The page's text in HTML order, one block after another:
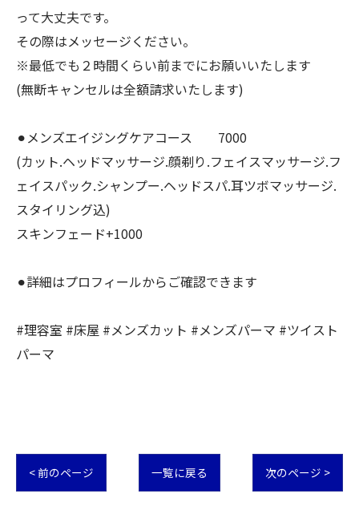
って大丈夫です。
その際はメッセージください。
※最低でも２時間くらい前までにお願いいたします
(無断キャンセルは全額請求いたします)
⚫︎メンズエイジングケアコース 7000
(カット.ヘッドマッサージ.顔剃り.フェイスマッサージ.フ
ェイスパック.シャンプー.ヘッドスパ.耳ツボマッサージ.
スタイリング込)
スキンフェード+1000
⚫︎詳細はプロフィールからご確認できます
#理容室 #床屋 #メンズカット #メンズパーマ #ツイスト
パーマ
< 前のページ 一覧に戻る 次のページ >